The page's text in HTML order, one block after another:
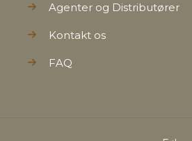
Agenter og Distributører
Kontakt os
FAQ